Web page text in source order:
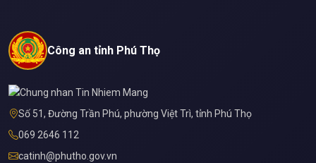
Công an tỉnh Phú Thọ
Số 51, Đường Trần Phú, phường Việt Trì, tỉnh Phú Thọ
069 2646 112
catinh@phutho.gov.vn